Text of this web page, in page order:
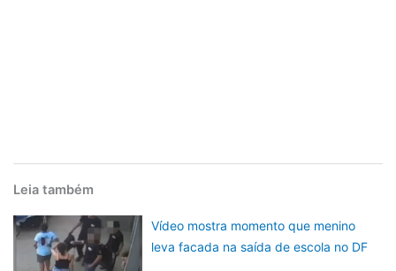
Leia também
Vídeo mostra momento que menino
leva facada na saída de escola no DF